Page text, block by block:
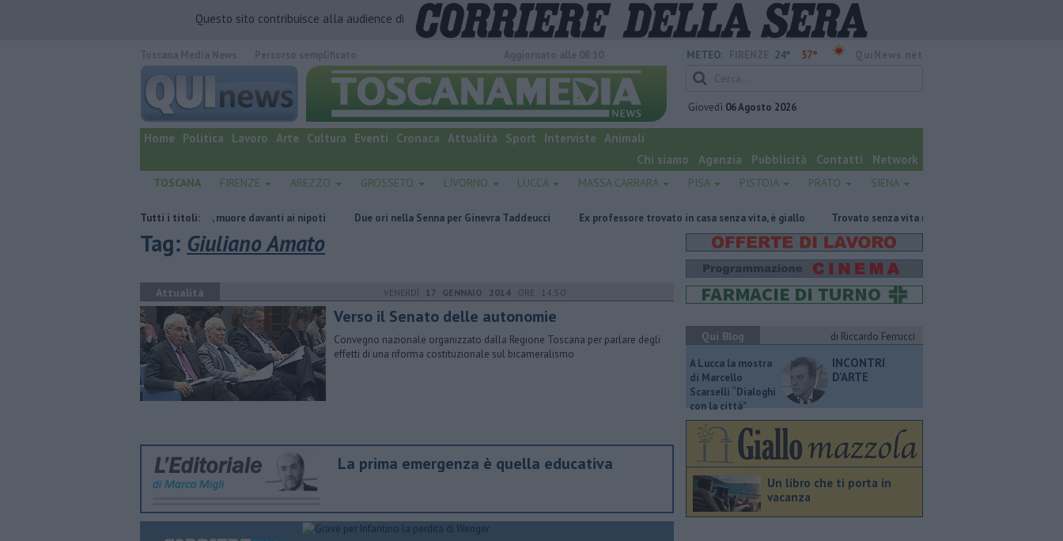
Questo sito contribuisce alla audience di
quotidiano online.
METEO: 24° 37°
Giovedì 06 Agosto 2026
Home Politica Lavoro Arte Cultura Eventi Cronaca Attualità Sport Interviste Animali
Chi siamo
Agenzia Pubblicità Contatti Network
TOSCANA FIRENZE AREZZO GROSSETO LIVORNO LUCCA MASSA CARRARA PISA PISTOIA PRATO SIENA
Tutti i titoli:
Tragedia sulle Apuane, muore davanti ai nipoti Due ori nella Senna per Ginevra Taddeucci Ex professore trovato in casa senza vita, è giallo Trovato senza vita nella cisterna biologica
Tag: Giuliano Amato
Attualità VENERDÌ 17 GENNAIO 2014ORE 14:50
Verso il Senato delle autonomie
Convegno nazionale organizzato dalla Regione Toscana per parlare degli
effetti di una riforma costituzionale sul bicameralismo
​La prima emergenza è quella educativa
Qui Blog
di Riccardo Ferrucci
A Lucca la mostra
di Marcello
Scarselli “Dialoghi
con la città"
INCONTRI
D'ARTE
Un libro che ti porta in
vacanza